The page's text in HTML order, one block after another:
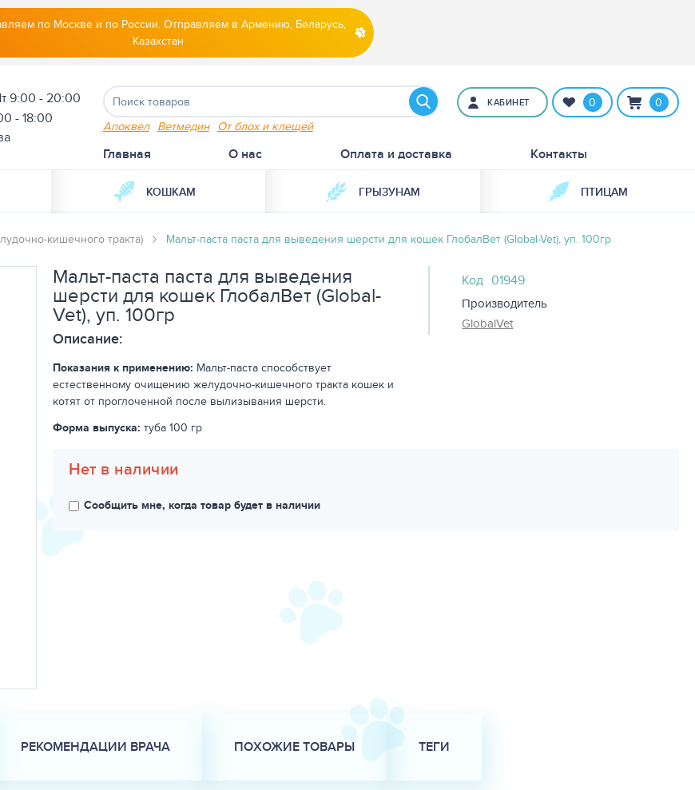
по Москве и по России. Отправляем в Армению, Беларусь,
Казахстан
9:00 - 20:00
- 18:00
Апоквел Ветмедин От блох и клещей
КАБИНЕТ 0 0
Главная О нас Оплата и доставка Контакты
КОШКАМ ГРЫЗУНАМ ПТИЦАМ
кишечного тракта) Мальт-паста паста для выведения шерсти для кошек ГлобалВет (Global-Vet), уп. 100гр
Мальт-паста паста для выведения
шерсти для кошек ГлобалВет (Global-
Vet), уп. 100гр
Описание:
Показания к применению: Мальт-паста способствует
естественному очищению желудочно-кишечного тракта кошек и
котят от проглоченной после вылизывания шерсти.
Форма выпуска: туба 100 гр
Код 01949
Производитель
GlobalVet
Нет в наличии
Сообщить мне, когда товар будет в наличии
РЕКОМЕНДАЦИИ ВРАЧА ПОХОЖИЕ ТОВАРЫ ТЕГИ